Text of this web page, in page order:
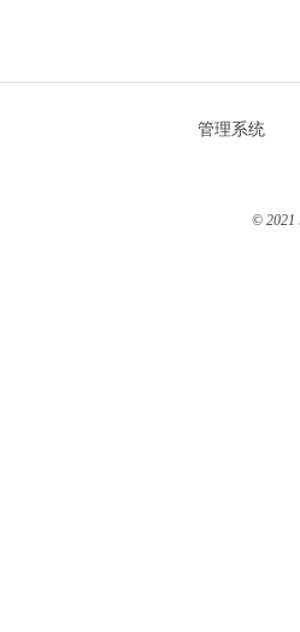
管理系统
© 2021